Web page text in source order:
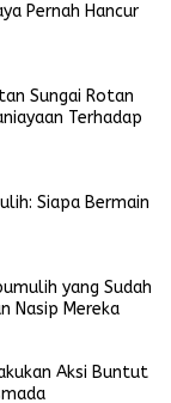
Pernah Hancur
Sungai Rotan
Terhadap
Siapa Bermain
yang Sudah
Nasip Mereka
Aksi Buntut